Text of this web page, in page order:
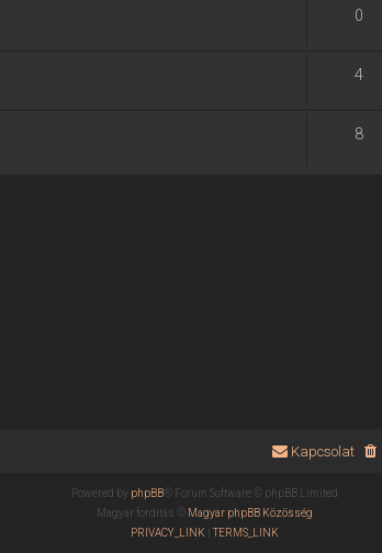
0
4
8
Kapcsolat
Powered by phpBB® Forum Software © phpBB Limited
Magyar fordítás © Magyar phpBB Közösség
PRIVACY_LINK |TERMS_LINK